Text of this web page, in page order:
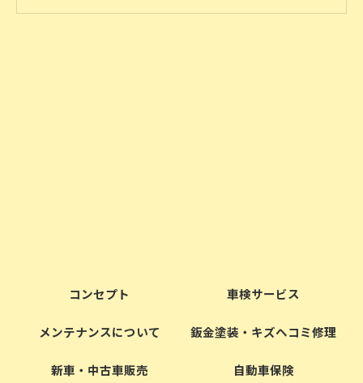
コンセプト 車検サービス
メンテナンスについて 鈑金塗装・キズヘコミ修理
新車・中古車販売 自動車保険